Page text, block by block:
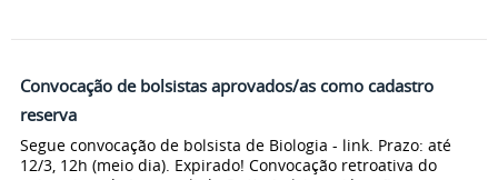
Convocação de bolsistas aprovados/as como cadastro
reserva
Segue convocação de bolsista de Biologia - link. Prazo: até
12/3, 12h (meio dia). Expirado! Convocação retroativa do